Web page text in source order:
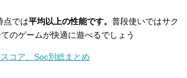
点では平均以上の性能です。 普段使いではサク
のゲームが快適に遊べるでしょう
コア、Soc別総まとめ